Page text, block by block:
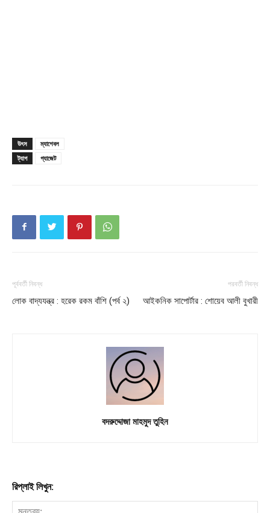
Company
Download PhotoCard
উৎস
ম্যাশেবল
ট্যাগ
গ্যাজেট
পূর্ববর্তী নিবন্ধ
লোক বাদ্যযন্ত্র : হরেক রকম বাঁশি (পর্ব ২)
পরবর্তী নিবন্ধ
আইকনিক সাপোর্টার : শোয়েব আলী বুখারী
বদরুদ্দোজা মাহমুদ তুহিন
রিপ্লাই লিখুন: